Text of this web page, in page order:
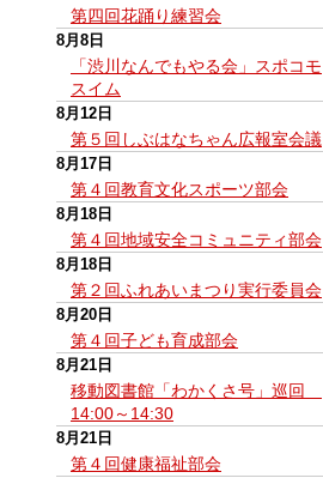
第四回花踊り練習会
8月8日
「渋川なんでもやる会」スポコモ
スイム
8月12日
第５回しぶはなちゃん広報室会議
8月17日
第４回教育文化スポーツ部会
8月18日
第４回地域安全コミュニティ部会
8月18日
第２回ふれあいまつり実行委員会
8月20日
第４回子ども育成部会
8月21日
移動図書館「わかくさ号」巡回
14:00～14:30
8月21日
第４回健康福祉部会